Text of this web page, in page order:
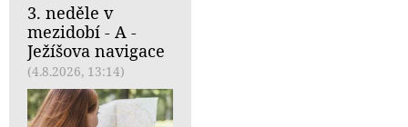
3. neděle v
mezidobí - A -
Ježíšova navigace
(4.8.2026, 13:14)